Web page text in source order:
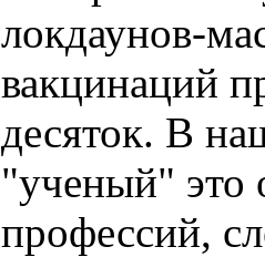
локдаунов-
вакцинаций
десяток. В
"ученый" это
профессий,